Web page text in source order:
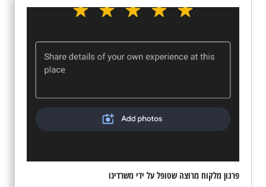
פרגון מלקוח מרוצה שטופל על ידי משרדינו